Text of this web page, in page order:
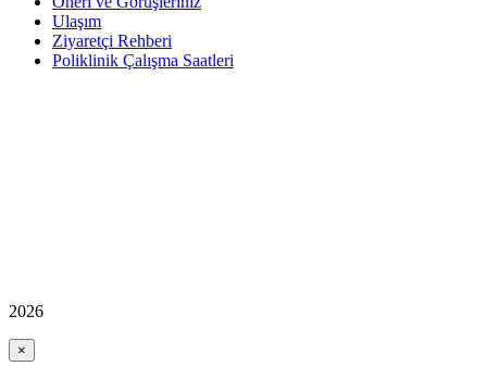
Ulaşım
Ziyaretçi Rehberi
Poliklinik Çalışma Saatleri
2026
×